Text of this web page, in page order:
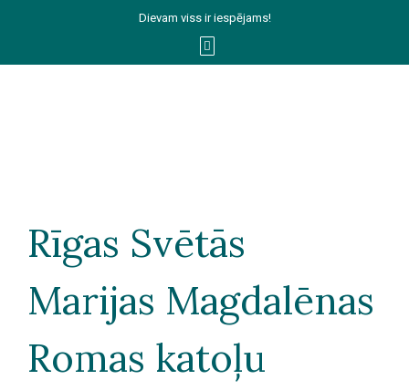
Dievam viss ir iespējams!
Rīgas Svētās
Marijas Magdalēnas
Romas katoļu